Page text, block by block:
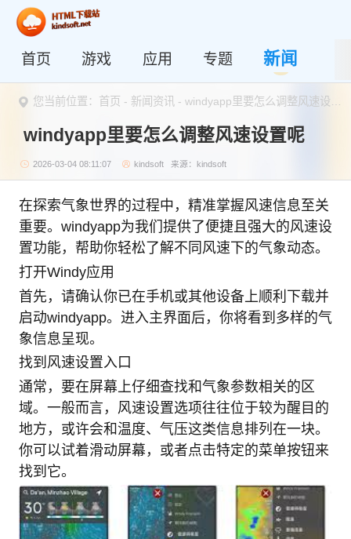
首页 游戏 应用 专题 新闻
您当前位置： 首页 - 新闻资讯 - windyapp里要怎么调整风速设置呢
windyapp里要怎么调整风速设置呢
2026-03-04 08:11:07 kindsoft来源：kindsoft
在探索气象世界的过程中，精准掌握风速信息至关
重要。windyapp为我们提供了便捷且强大的风速设
置功能，帮助你轻松了解不同风速下的气象动态。
打开Windy应用
首先，请确认你已在手机或其他设备上顺利下载并
启动windyapp。进入主界面后，你将看到多样的气
象信息呈现。
找到风速设置入口
通常，要在屏幕上仔细查找和气象参数相关的区
域。一般而言，风速设置选项往往位于较为醒目的
地方，或许会和温度、气压这类信息排列在一块。
你可以试着滑动屏幕，或者点击特定的菜单按钮来
找到它。